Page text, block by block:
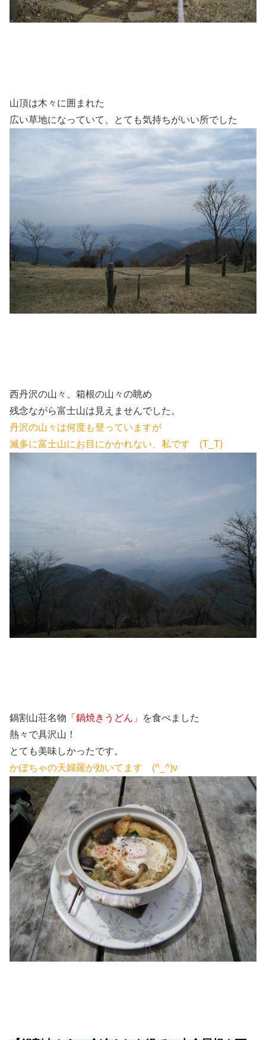
山頂は木々に囲まれた
広い草地になっていて、とても気持ちがいい所でした
西丹沢の山々、箱根の山々の眺め
残念ながら富士山は見えませんでした。
丹沢の山々は何度も登っていますが
滅多に富士山にお目にかかれない、私です (T_T)
鍋割山荘名物 「鍋焼きうどん」
を食べました
熱々で具沢山！
とても美味しかったです。
かぼちゃの天婦羅が効いてます (^_^)v